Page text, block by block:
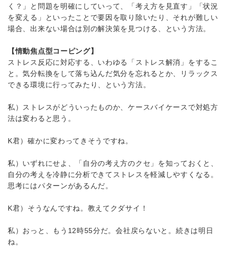
く？」と問題を明確にしていって、「考え方を見直す」「状況
を変える」といったことで要因を取り除いたり、それが難しい
場合、出来ない場合は別の解決策を見つける、という方法。
【情動焦点型コーピング】
ストレス反応に対応する、いわゆる「ストレス解消」をするこ
と。気分転換をして落ち込んだ気分を忘れるとか、リラックス
できる環境に行ってみたり、という方法。
私）ストレスがどういったものか、ケースバイケースで対処方
法は変わると思う。
K君）確かに変わってきそうですね。
私）いずれにせよ、「自分の考え方のクセ」を知っておくと、
自分の考えを冷静に分析できてストレスを軽減しやすくなる。
思考にはパターンがあるんだ。
K君）そうなんですね。教えてクダサイ！
私）おっと、もう12時55分だ。会社戻らないと。続きは明日
ね。